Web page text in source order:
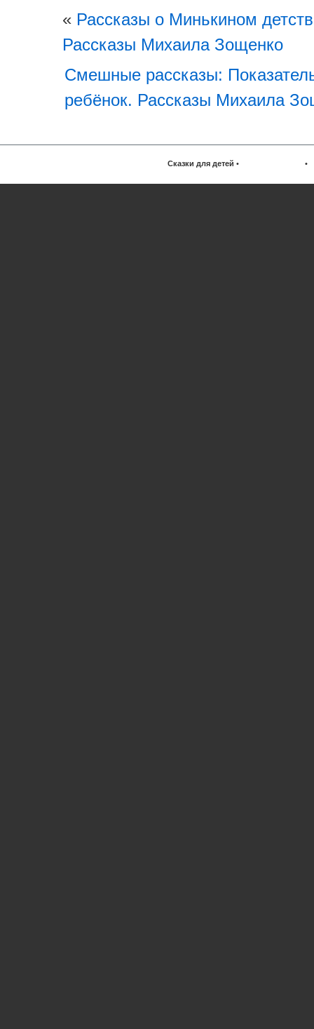
« Рассказы о Минькином
Рассказы Михаила Зощенко
Смешные рассказы:
ребёнок. Рассказы Михаила
Сказки для детей • •